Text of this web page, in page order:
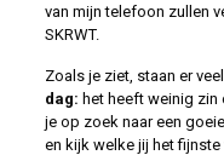
van mijn telefoon zullen
SKRWT.
Zoals je ziet, staan er
dag: het heeft weinig zin
je op zoek naar een
en kijk welke jij het